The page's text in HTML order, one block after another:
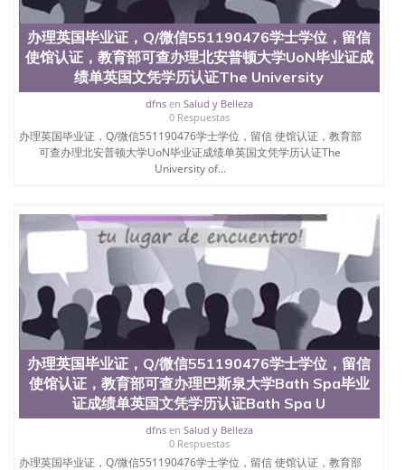
办理英国毕业证，Q/微信551190476学士学位，留信
使馆认证，教育部可查办理北安普顿大学UoN毕业证成
绩单英国文凭学历认证The University
dfnsen Salud y Belleza
0 Respuestas
办理英国毕业证，Q/微信551190476学士学位，留信 使馆认证，教育部
可查办理北安普顿大学UoN毕业证成绩单英国文凭学历认证The
University of...
办理英国毕业证，Q/微信551190476学士学位，留信
使馆认证，教育部可查办理巴斯泉大学Bath Spa毕业
证成绩单英国文凭学历认证Bath Spa U
dfnsen Salud y Belleza
0 Respuestas
办理英国毕业证，Q/微信551190476学士学位，留信 使馆认证，教育部